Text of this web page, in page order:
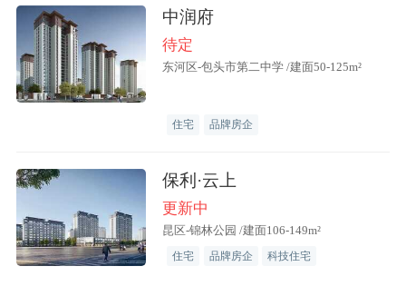
向武汉前线灾区捐赠口罩等一批紧急医疗
物资，李培成作为武汉公司的负责人和集
团的戴远程成为了此次抗疫援助的前线协
医疗物资交接进行中
为保证前方后方沟通顺利，他们有一个专
门的工作群，里边包括医院院长、集团领
中润府
待定
东河区-包头市第二中学 /建面50-125m²
住宅 品牌房企
保利·云上
更新中
昆区-锦林公园 /建面106-149m²
住宅 品牌房企 科技住宅